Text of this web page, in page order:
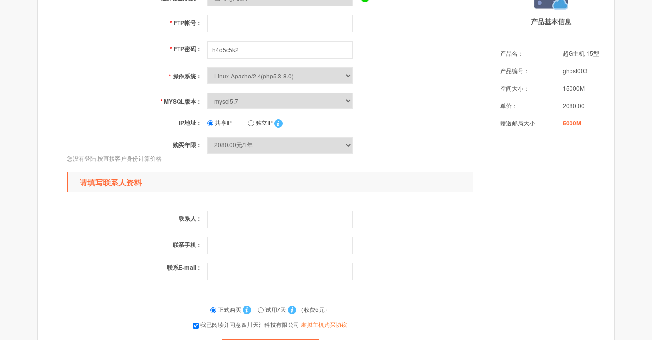
产品基本信息
产品名： 超G主机-15型
产品编号： ghost003
空间大小： 15000M
单价： 2080.00
赠送邮局大小： 5000M
* FTP帐号：
* FTP密码：
*操作系统：
*MYSQL版本：
IP地址： 共享IP 独立IP
购买年限：
您没有登陆,按直接客户身份计算价格
请填写联系人资料
联系人：
联系手机：
联系E-mail：
正式购买 试用7天
（收费5元）
我已阅读并同意四川天汇科技有限公司 虚拟主机购买协议